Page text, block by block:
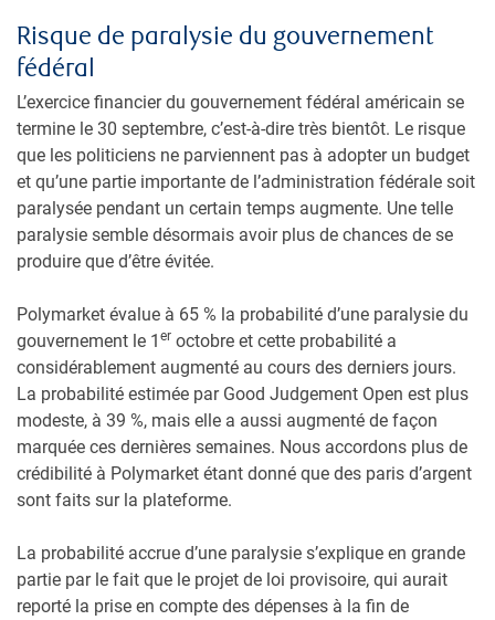
Risque de paralysie du gouvernement
fédéral
L’exercice financier du gouvernement fédéral américain se
termine le 30 septembre, c’est-à-dire très bientôt. Le risque
que les politiciens ne parviennent pas à adopter un budget
et qu’une partie importante de l’administration fédérale soit
paralysée pendant un certain temps augmente. Une telle
paralysie semble désormais avoir plus de chances de se
produire que d’être évitée.
Polymarket évalue à 65 % la probabilité d’une paralysie du
gouvernement le 1 er octobre et cette probabilité a
considérablement augmenté au cours des derniers jours.
La probabilité estimée par Good Judgement Open est plus
modeste, à 39 %, mais elle a aussi augmenté de façon
marquée ces dernières semaines. Nous accordons plus de
crédibilité à Polymarket étant donné que des paris d’argent
sont faits sur la plateforme.
La probabilité accrue d’une paralysie s’explique en grande
partie par le fait que le projet de loi provisoire, qui aurait
reporté la prise en compte des dépenses à la fin de